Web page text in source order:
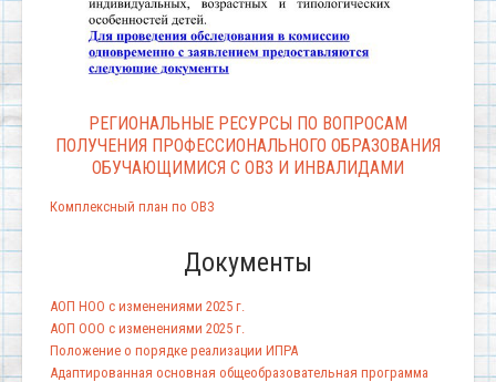
РЕГИОНАЛЬНЫЕ РЕСУРСЫ ПО ВОПРОСАМ
ПОЛУЧЕНИЯ ПРОФЕССИОНАЛЬНОГО ОБРАЗОВАНИЯ
ОБУЧАЮЩИМИСЯ С ОВЗ И ИНВАЛИДАМИ
Комплексный план по ОВЗ
Документы
АОП НОО с изменениями 2025 г.
АОП ООО с изменениями 2025 г.
Положение о порядке реализации ИПРА
Адаптированная основная общеобразовательная программа